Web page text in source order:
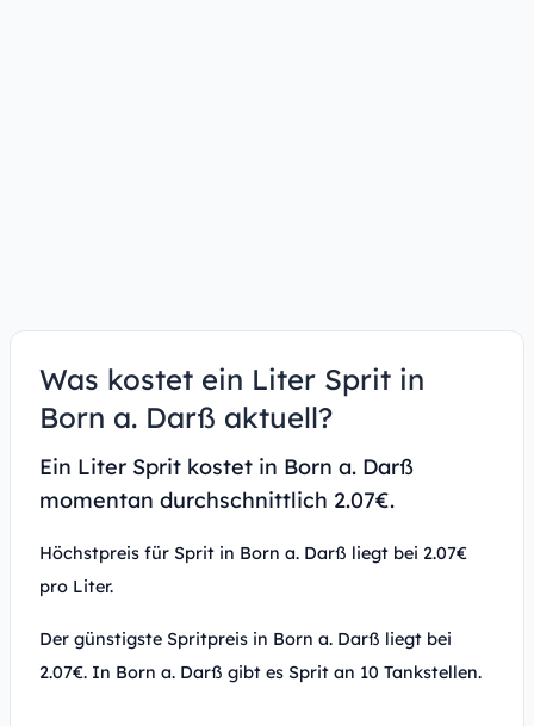
Was kostet ein Liter Sprit in
Born a. Darß aktuell?
Ein Liter Sprit kostet in Born a. Darß
momentan durchschnittlich 2.07€.
Höchstpreis für Sprit in Born a. Darß liegt bei 2.07€
pro Liter.
Der günstigste Spritpreis in Born a. Darß liegt bei
2.07€. In Born a. Darß gibt es Sprit an 10 Tankstellen.